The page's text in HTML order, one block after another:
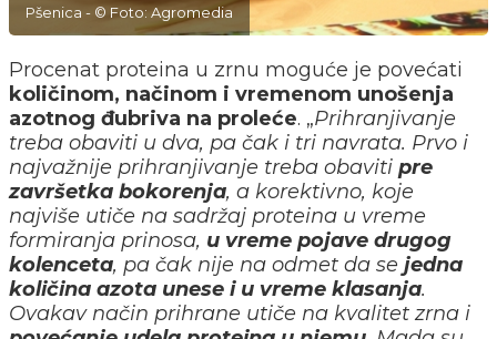
Pšenica - © Foto: Agromedia
Procenat proteina u zrnu moguće je povećati
količinom, načinom i vremenom unošenja
azotnog đubriva na proleće. „Prihranjivanje
treba obaviti u dva, pa čak i tri navrata. Prvo i
najvažnije prihranjivanje treba obaviti pre
završetka bokorenja, a korektivno, koje
najviše utiče na sadržaj proteina u vreme
formiranja prinosa, u vreme pojave drugog
kolenceta, pa čak nije na odmet da se jedna
količina azota unese i u vreme klasanja.
Ovakav način prihrane utiče na kvalitet zrna i